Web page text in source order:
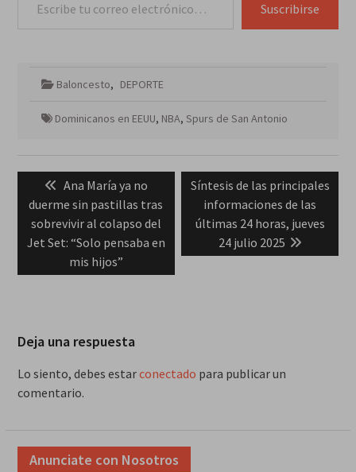
Suscribirse
Baloncesto, DEPORTE
Dominicanos en EEUU, NBA, Spurs de San Antonio
entradas
Previous
post:
Ana María ya no
duerme sin pastillas tras
sobrevivir al colapso del
Jet Set: “Solo pensaba en
mis hijos”
Next
post:
Síntesis de las principales
informaciones de las
últimas 24 horas, jueves
24 julio 2025
Deja una respuesta
Lo siento, debes estarconectado para publicar un
comentario.
Anunciate con Nosotros